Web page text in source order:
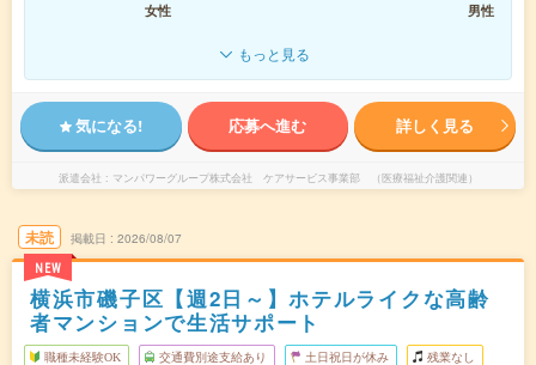
女性
男性
もっと見る
気になる! 応募へ進む 詳しく見る
派遣会社 マンパワーグループ株式会社 ケアサービス事業部 （医療福祉介護関連）
未読
NEW
掲載日 2026/08/07
横浜市磯子区【週2日～】ホテルライクな高齢
者マンションで生活サポート
職種未経験OK 交通費別途支給あり 土日祝日が休み 残業なし